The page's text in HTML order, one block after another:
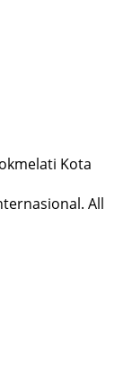
Kota
All